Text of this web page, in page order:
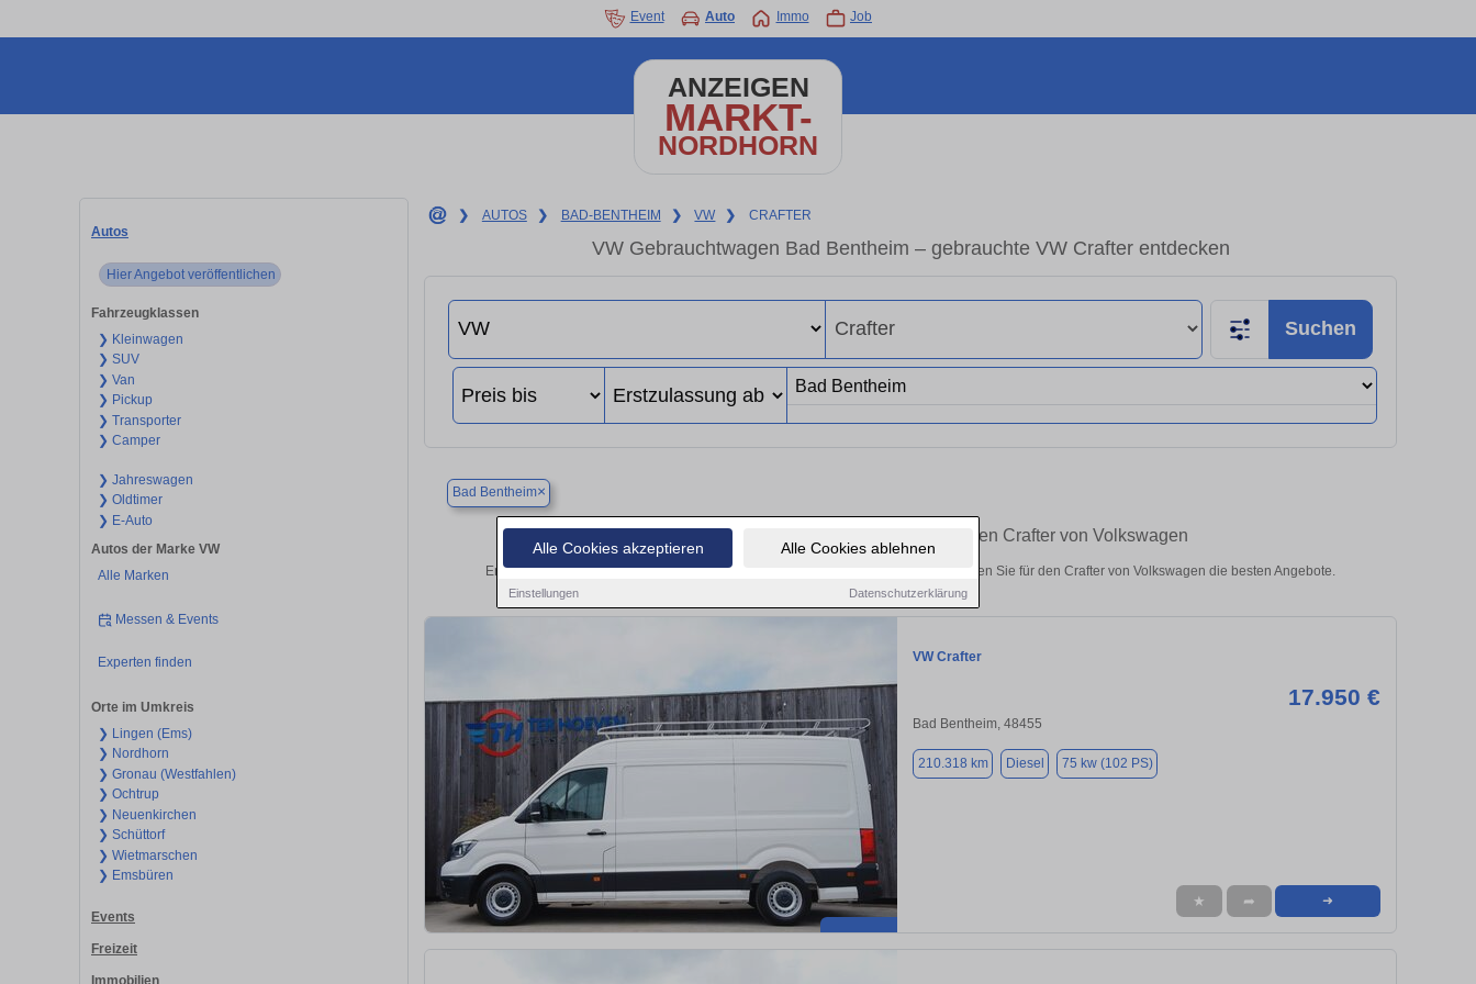
Alle Cookies akzeptieren Alle Cookies ablehnen
Einstellungen Datenschutzerklärung
Event Auto Immo Job
ANZEIGEN
MARKT-
NORDHORN
Autos
Hier Angebot veröffentlichen
Fahrzeugklassen
❯ Kleinwagen
❯ SUV
❯ Van
❯ Pickup
❯ Transporter
❯ Camper
❯ Jahreswagen
❯ Oldtimer
❯ E-Auto
Autos der Marke VW
Alle Marken
Messen & Events
Experten finden
Orte im Umkreis
❯ Lingen (Ems)
❯ Nordhorn
❯ Gronau (Westfahlen)
❯ Ochtrup
❯ Neuenkirchen
❯ Schüttorf
❯ Wietmarschen
❯ Emsbüren
Events
Freizeit
Immobilien
❯ AUTOS ❯ BAD-BENTHEIM ❯ VW ❯ CRAFTER
VW Gebrauchtwagen Bad Bentheim – gebrauchte VW Crafter entdecken
Suchen
Bad Bentheim×
Finden Sie in Bad Bentheim Ihren gebrauchten Crafter von Volkswagen
Entdecken Sie in Bad Bentheim gebrauchte VW Crafter Gebrauchtwagen. Hier finden Sie für den Crafter von Volkswagen die besten Angebote.
VW Crafter
17.950 €
Bad Bentheim, 48455
210.318 km Diesel 75 kw (102 PS)
★ ➦ ➜